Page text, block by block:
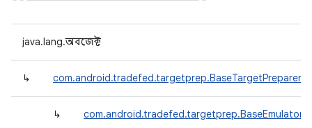
java.lang.অবজেক্ট
↳ com.android.tradefed.targetprep.BaseTargetPreparer
↳